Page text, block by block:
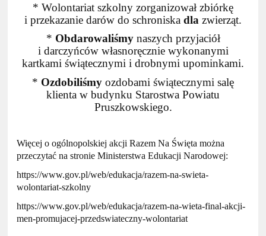
* Wolontariat szkolny zorganizował zbiórkę
i przekazanie darów do schroniska dla zwierząt.
* Obdarowaliśmynaszych przyjaciół
i darczyńców własnoręcznie wykonanymi
kartkami świątecznymi i drobnymi upominkami.
* Ozdobiliśmy ozdobami świątecznymi salę
klienta w budynku Starostwa Powiatu
Pruszkowskiego.
Więcej o ogólnopolskiej akcji Razem Na Święta można
przeczytać na stronie Ministerstwa Edukacji Narodowej:
https://www.gov.pl/web/edukacja/razem-na-swieta-
wolontariat-szkolny
https://www.gov.pl/web/edukacja/razem-na-wieta-final-akcji-
men-promujacej-przedswiateczny-wolontariat